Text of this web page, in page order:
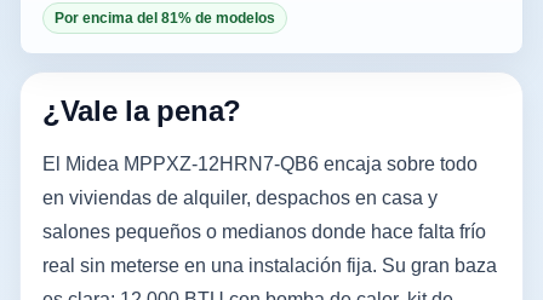
Por encima del 81% de modelos
¿Vale la pena?
El Midea MPPXZ-12HRN7-QB6 encaja sobre todo
en viviendas de alquiler, despachos en casa y
salones pequeños o medianos donde hace falta frío
real sin meterse en una instalación fija. Su gran baza